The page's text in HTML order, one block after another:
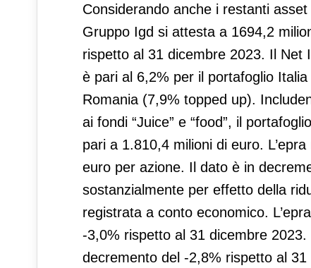
Considerando anche i restanti
Gruppo Igd si attesta a 1694,2
rispetto al 31 dicembre 2023. Il Net
è pari al 6,2% per il portafoglio
Romania (7,9% topped up).
ai fondi “Juice” e “food”, il
pari a 1.810,4 milioni di euro.
euro per azione. Il dato è in
sostanzialmente per effetto della
registrata a conto economico.
-3,0% rispetto al 31 dicembre
decremento del -2,8% rispetto al 31